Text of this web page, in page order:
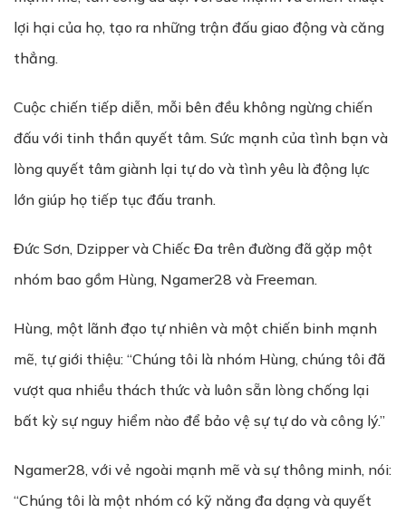
lợi hại của họ, tạo ra những trận đấu giao động và căng
thẳng.
Cuộc chiến tiếp diễn, mỗi bên đều không ngừng chiến
đấu với tinh thần quyết tâm. Sức mạnh của tình bạn và
lòng quyết tâm giành lại tự do và tình yêu là động lực
lớn giúp họ tiếp tục đấu tranh.
Đức Sơn, Dzipper và Chiếc Đa trên đường đã gặp một
nhóm bao gồm Hùng, Ngamer28 và Freeman.
Hùng, một lãnh đạo tự nhiên và một chiến binh mạnh
mẽ, tự giới thiệu: “Chúng tôi là nhóm Hùng, chúng tôi đã
vượt qua nhiều thách thức và luôn sẵn lòng chống lại
bất kỳ sự nguy hiểm nào để bảo vệ sự tự do và công lý.”
Ngamer28, với vẻ ngoài mạnh mẽ và sự thông minh, nói:
“Chúng tôi là một nhóm có kỹ năng đa dạng và quyết